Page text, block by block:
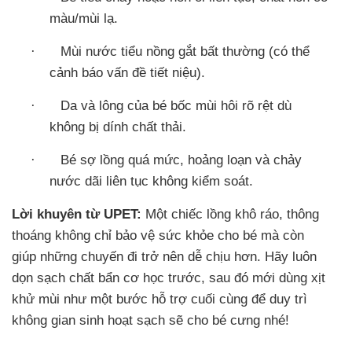
màu/mùi lạ.
·
Mùi nước tiểu nồng gắt bất thường (có thể
cảnh báo vấn đề tiết niệu).
·
Da và lông của bé bốc mùi hôi rõ rệt dù
không bị dính chất thải.
·
Bé sợ lồng quá mức, hoảng loạn và chảy
nước dãi liên tục không kiểm soát.
Lời khuyên từ UPET: Một chiếc lồng khô ráo, thông
thoáng không chỉ bảo vệ sức khỏe cho bé mà còn
giúp những chuyến đi trở nên dễ chịu hơn. Hãy luôn
dọn sạch chất bẩn cơ học trước, sau đó mới dùng xịt
khử mùi như một bước hỗ trợ cuối cùng để duy trì
không gian sinh hoạt sạch sẽ cho bé cưng nhé!